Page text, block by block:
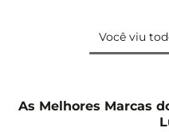
Você viu
As Melhores Marcas